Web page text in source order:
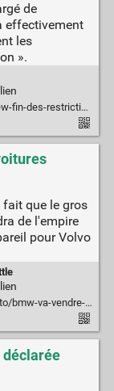
de
effectivement
les
».
soient-les-principaux-beneficiaires.N685394
que le gros
de l'empire
pour Volvo
fabriquees-en-chine_583562